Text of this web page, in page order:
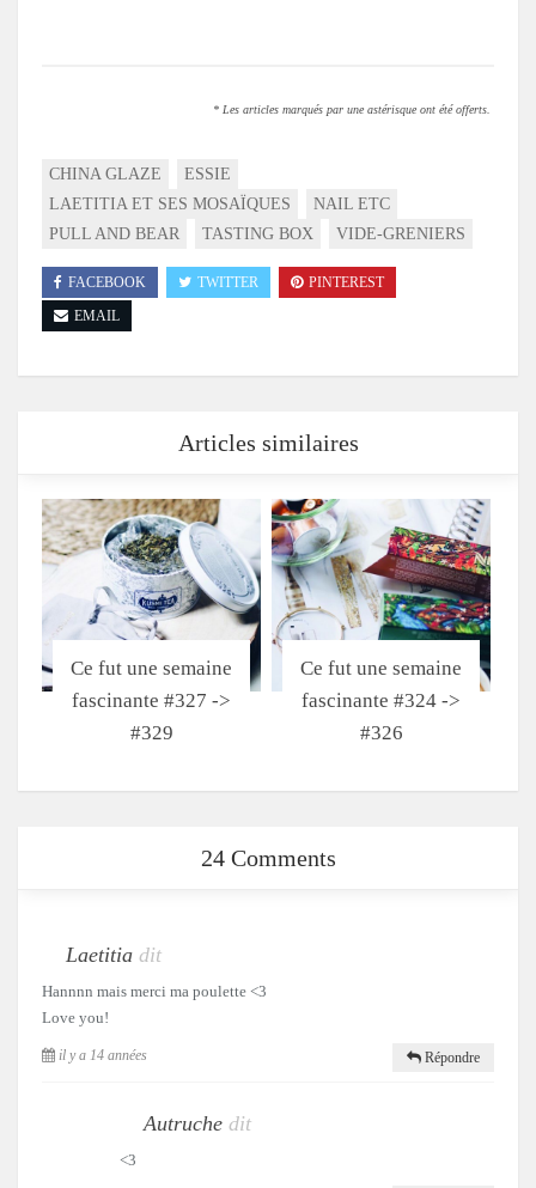
* Les articles marqués par une astérisque ont été offerts.
CHINA GLAZE
ESSIE
LAETITIA ET SES MOSAÏQUES
NAIL ETC
PULL AND BEAR
TASTING BOX VIDE-GRENIERS
FACEBOOK TWITTER
PINTEREST
EMAIL
Articles similaires
Ce fut une semaine
fascinante #327 ->
#329
Ce fut une semaine
fascinante #324 ->
#326
24 Comments
Laetitia dit
Hannnn mais merci ma poulette <3
Love you!
il y a 14 années Répondre
Autruche dit
<3